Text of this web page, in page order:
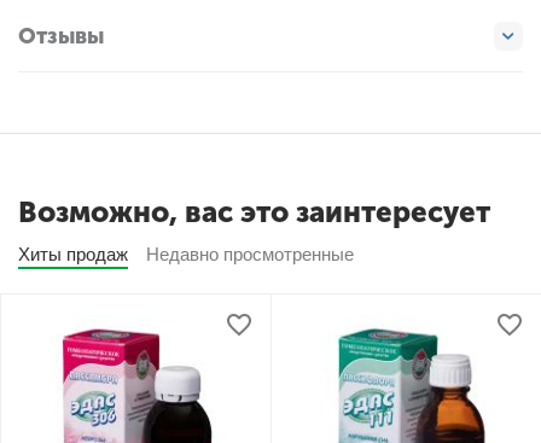
Отзывы
Возможно, вас это заинтересует
Хиты продаж Недавно просмотренные